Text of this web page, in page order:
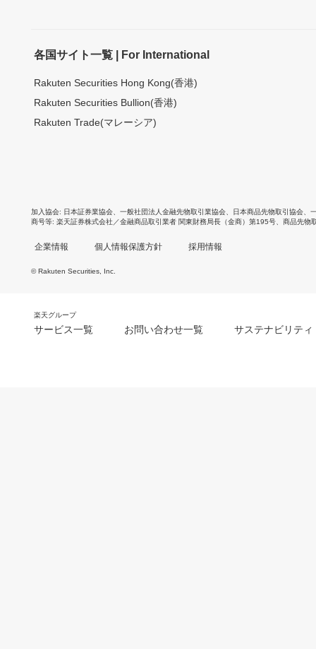
各国サイト一覧 | For International
Rakuten Securities Hong Kong(香港)
Rakuten Securities Bullion(香港)
Rakuten Trade(マレーシア)
加入協会 日本証券業協会 一般社団法人金融先物取引業協会 日本商品先物取引協会
商号等 楽天証券株式会社／金融商品取引業者 関東財務局長（金商）第195号、商品先物
企業情報 個人情報保護方針 採用情報
© Rakuten Securities, Inc.
楽天グループ
サービス一覧 お問い合わせ一覧 サステナビリティ